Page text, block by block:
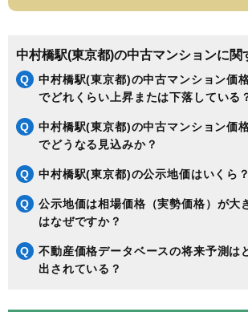
中村橋駅(東京都)の中古マンションに関
Q
中村橋駅(東京都)の中古マンション価
でどれくらい上昇または下落している
Q
中村橋駅(東京都)の中古マンション価
でどうなる見込みか？
Q 中村橋駅(東京都)の公示地価はいくら？
Q
公示地価は相場価格（実勢価格）が大
はなぜですか？
Q
不動産価格データベースの将来予測は
出されている？